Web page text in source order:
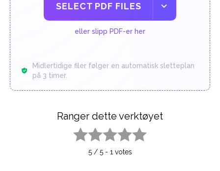
SELECT PDF FILES
eller slipp PDF-er her
Midlertidige filer følger en automatisk sletteplan
på 3 timer.
Ranger dette verktøyet
5/ 5- 1 votes